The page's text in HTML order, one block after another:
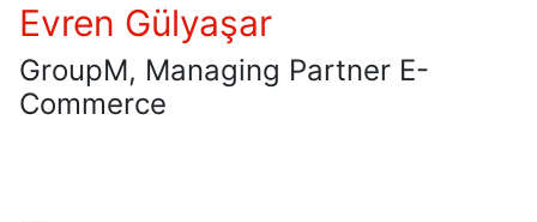
Evren Gülyaşar
GroupM, Managing Partner E-
Commerce